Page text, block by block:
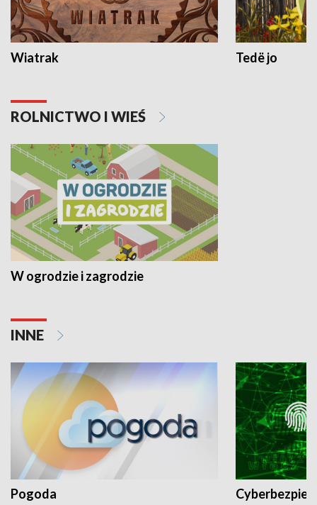
Wiatrak Tedë jo
ROLNICTWO I WIEŚ
W ogrodzie i zagrodzie
INNE
Pogoda